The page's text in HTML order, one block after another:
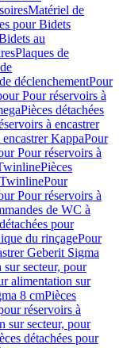
Matériel de
pour Bidets
au
Plaques de
déclenchementPour
Pour réservoirs à
Pièces détachées
à encastrer
KappaPour
Pour réservoirs à
Pièces
TwinlinePour
Pour réservoirs à
de WC à
pour
du rinçagePour
Geberit Sigma
sur secteur, pour
alimentation sur
8 cmPièces
réservoirs à
sur secteur, pour
détachées pour